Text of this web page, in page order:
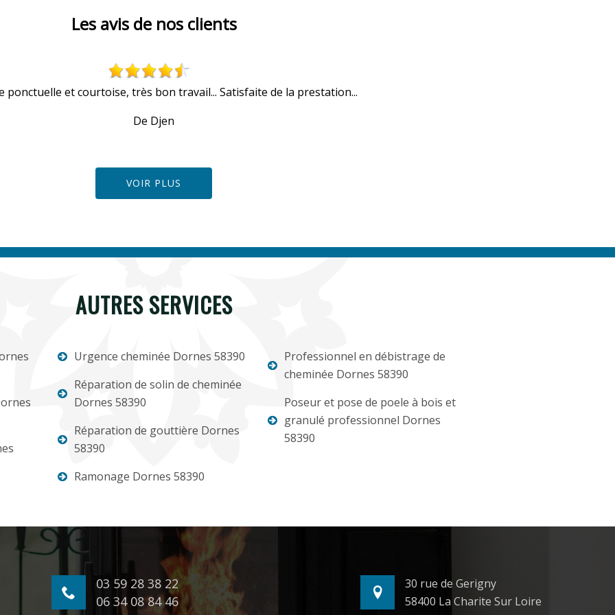
Les avis de nos clients
ponctuelle et courtoise, très bon travail... Satisfaite de la prestation...
De Djen
VOIR PLUS
AUTRES SERVICES
Urgence cheminée Dornes 58390
Réparation de solin de cheminée
Dornes 58390
Réparation de gouttière Dornes
58390
Ramonage Dornes 58390
Professionnel en débistrage de
cheminée Dornes 58390
Poseur et pose de poele à bois et
granulé professionnel Dornes
58390
03 59 28 38 22
06 34 08 84 46
30 rue de Gerigny
58400 La Charite Sur Loire